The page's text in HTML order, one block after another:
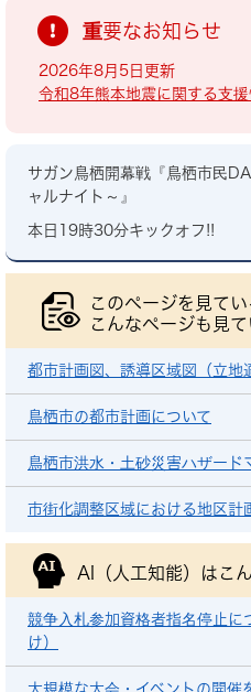
重要なお知らせ
2026年8月5日更新
令和8年熊本地震に関する支援
サガン鳥栖開幕戦『鳥栖市民
ャルナイト～』
本日19時30分キックオフ!!
このページを見て
こんなページも見
都市計画図、誘導区域図（立地
鳥栖市の都市計画について
鳥栖市洪水・土砂災害ハザード
市街化調整区域における地区計
AI（人工知能）は こ
競争入札参加資格者指名停止
け）
大規模な大会・イベントの開催